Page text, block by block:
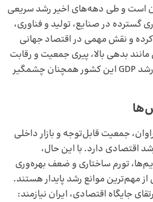
است و طی دهه‌های اخیر رشد سریعی
گسترده در صنایع، تولید و فناوری،
کرده و نقش مهمی در اقتصاد جهانی
بدهی بالا، پیری جمعیت و رقابت
تجاری با آمریکا وجود دارد، اما رشد GDP این کشور همچنان چشمگیر
جمعیت قابل‌توجه و بازار داخلی
اقتصادی دارد. با این حال،
تورم ساختاری و ضعف بهره‌وری
مهم‌ترین موانع رشد پایدار هستند.
جایگاه اقتصادی، ایران نیازمند: